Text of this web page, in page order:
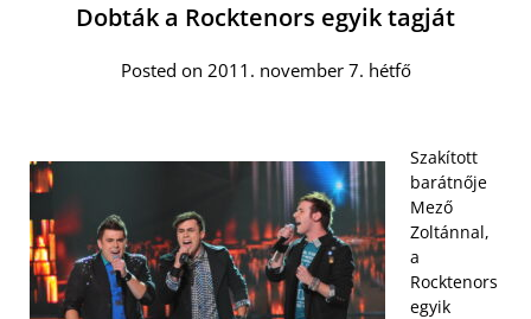
Dobták a Rocktenors egyik tagját
Posted on 2011. november 7. hétfő
Szakított
barátnője
Mező
Zoltánnal,
a
Rocktenors
egyik